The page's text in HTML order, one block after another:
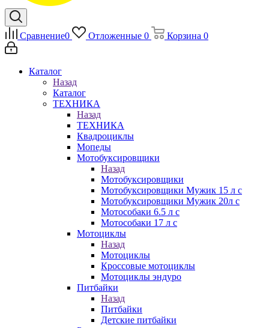
Сравнение0 Отложенные 0 Корзина 0
Каталог
Назад
Каталог
ТЕХНИКА
Назад
ТЕХНИКА
Квадроциклы
Мопеды
Мотобуксировщики
Назад
Мотобуксировщики
Мотобуксировщики Мужик 15 л с
Мотобуксировщики Мужик 20л с
Мотособаки 6.5 л с
Мотособаки 17 л с
Мотоциклы
Назад
Мотоциклы
Кроссовые мотоциклы
Мотоциклы эндуро
Питбайки
Назад
Питбайки
Детские питбайки